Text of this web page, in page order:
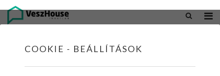
office@veszhouse.hu +36 20 402 5098
COOKIE - BEÁLLÍTÁSOK